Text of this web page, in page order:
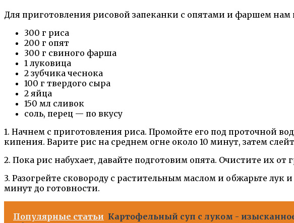
Для приготовления рисовой запеканки с опятами и фаршем
300 г риса
200 г опят
300 г свиного фарша
1 луковица
2 зубчика чеснока
100 г твердого сыра
2 яйца
150 мл сливок
соль, перец — по вкусу
1. Начнем с приготовления риса. Промойте его под проточной
кипения. Варите рис на среднем огне около 10 минут, затем
2. Пока рис набухает, давайте подготовим опята. Очистите их
3. Разогрейте сковороду с растительным маслом и обжарьте лук
минут до готовности.
Популярные статьи Картофельный суп с луком -